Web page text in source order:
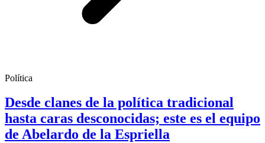
Política
Desde clanes de la política tradicional
hasta caras desconocidas; este es el equipo
de Abelardo de la Espriella